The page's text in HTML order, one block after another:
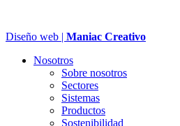
Diseño web | Maniac Creativo
Nosotros
Sobre nosotros
Sectores
Sistemas
Productos
Sostenibilidad